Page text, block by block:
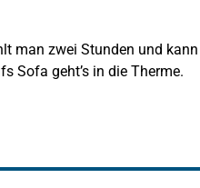
man zwei Stunden und
Sofa geht’s in die Therme.